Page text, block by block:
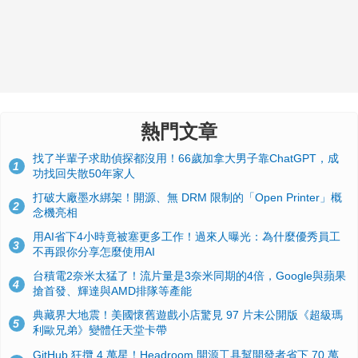
熱門文章
1
找了半輩子求助偵探都沒用！66歲加拿大男子靠ChatGPT，成
功找回失散50年家人
2
打破大廠墨水綁架！開源、無 DRM 限制的「Open Printer」概
念機亮相
3
用AI省下4小時竟被塞更多工作！過來人曝光：為什麼優秀員工
不再跟你分享怎麼使用AI
4
台積電2奈米太猛了！流片量是3奈米同期的4倍，Google與蘋果
搶首發、輝達與AMD排隊等產能
5
典藏界大地震！美國懷舊遊戲小店驚見 97 片未公開版《超級瑪
利歐兄弟》變體任天堂卡帶
GitHub 狂攬 4 萬星！Headroom 開源工具幫開發者省下 70 萬